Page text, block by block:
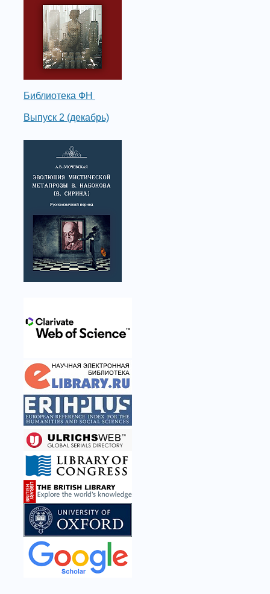
Библиотека ФН
Выпуск 2 (декабрь)